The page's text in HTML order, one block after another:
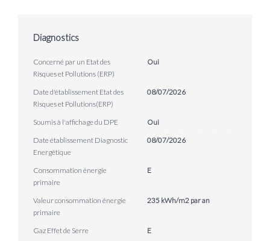
Diagnostics
Concerné par un Etat des
Risques et Pollutions (ERP)
Oui
Date d'établissement Etat des
Risques et Pollutions(ERP)
08/07/2026
Soumis à l'affichage du DPE
Oui
Date établissement Diagnostic
Energétique
08/07/2026
Consommation énergie
primaire
E
Valeur consommation énergie
primaire
235 kWh/m2 par an
Gaz Effet de Serre
E